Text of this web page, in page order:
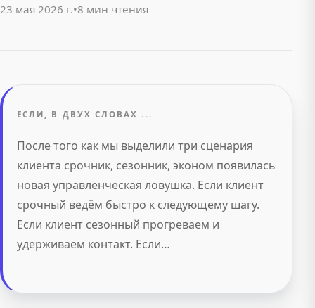
23 мая 2026 г.•8 мин чтения
ЕСЛИ, В ДВУХ СЛОВАХ ...
После того как мы выделили три сценария
клиента срочник, сезонник, эконом появилась
новая управленческая ловушка. Если клиент
срочный ведём быстро к следующему шагу.
Если клиент сезонный прогреваем и
удерживаем контакт. Если…